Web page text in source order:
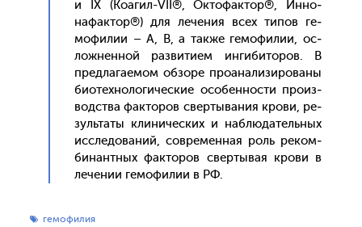
и IX (Ко­агил-VII®, Ок­то­фак­тор®, Ин­но­
нафак­тор®) для ле­чения всех ти­пов ге­
мофи­лии – А, В, а так­же ге­мофи­лии, ос­
ложнен­ной раз­ви­ти­ем ин­ги­бито­ров. В
пред­ла­га­емом об­зо­ре про­ана­лизи­рова­ны
би­отех­но­логи­чес­кие осо­бен­ности про­из­
водс­тва фак­то­ров свер­ты­вания кро­ви, ре­
зуль­та­ты кли­ничес­ких и наб­лю­датель­ных
ис­сле­дова­ний, сов­ре­мен­ная роль ре­ком­
би­нан­тных фак­то­ров свер­ты­вая кро­ви в
ле­чении ге­мофи­лии в РФ.
гемофилия